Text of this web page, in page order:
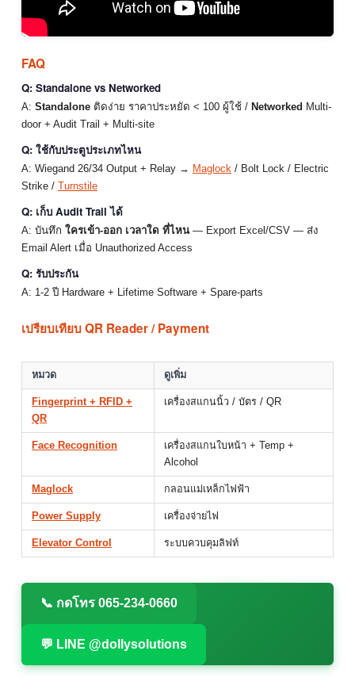
FAQ
Q: Standalone vs Networked
A: Standalone ติดง่าย ราคาประหยัด < 100 ผู้ใช้ / Networked Multi-
door + Audit Trail + Multi-site
Q: ใช้กับประตูประเภทไหน
A: Wiegand 26/34 Output + Relay → Maglock / Bolt Lock / Electric
Strike / Turnstile
Q: เก็บ Audit Trail ได้
A: บันทึก ใครเข้า-ออก เวลาใด ที่ไหน— Export Excel/CSV — ส่ง
Email Alert เมื่อ Unauthorized Access
Q: รับประกัน
A: 1-2 ปี Hardware + Lifetime Software + Spare-parts
เปรียบเทียบ QR Reader / Payment
หมวด ดูเพิ่ม
Fingerprint + RFID +
QR
เครื่องสแกนนิ้ว / บัตร / QR
Face Recognition
เครื่องสแกนใบหน้า + Temp +
Alcohol
Maglock กลอนแม่เหล็กไฟฟ้า
Power Supply เครื่องจ่ายไฟ
Elevator Control ระบบควบคุมลิฟท์
📞 กดโทร 065-234-0660
💬 LINE @dollysolutions